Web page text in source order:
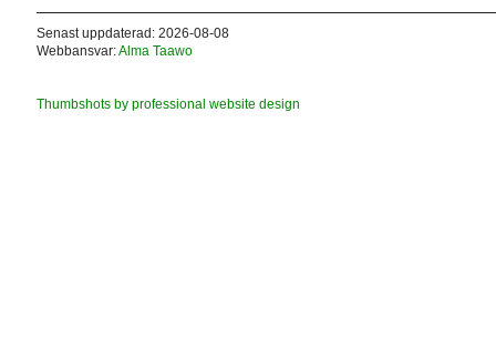
Senast uppdaterad: 2026-08-08
Webbansvar:Alma Taawo
Thumbshots by professional website design